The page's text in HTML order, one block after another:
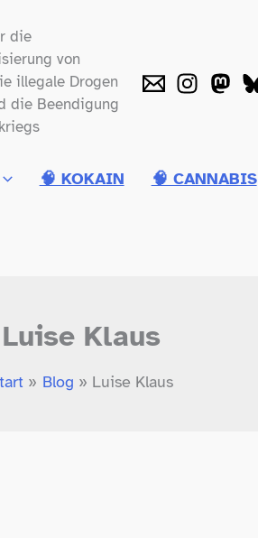
die
von
illegale Drogen
die Beendigung
🧠 KOKAIN 🧠 CANNABIS
Luise Klaus
Blog Luise Klaus